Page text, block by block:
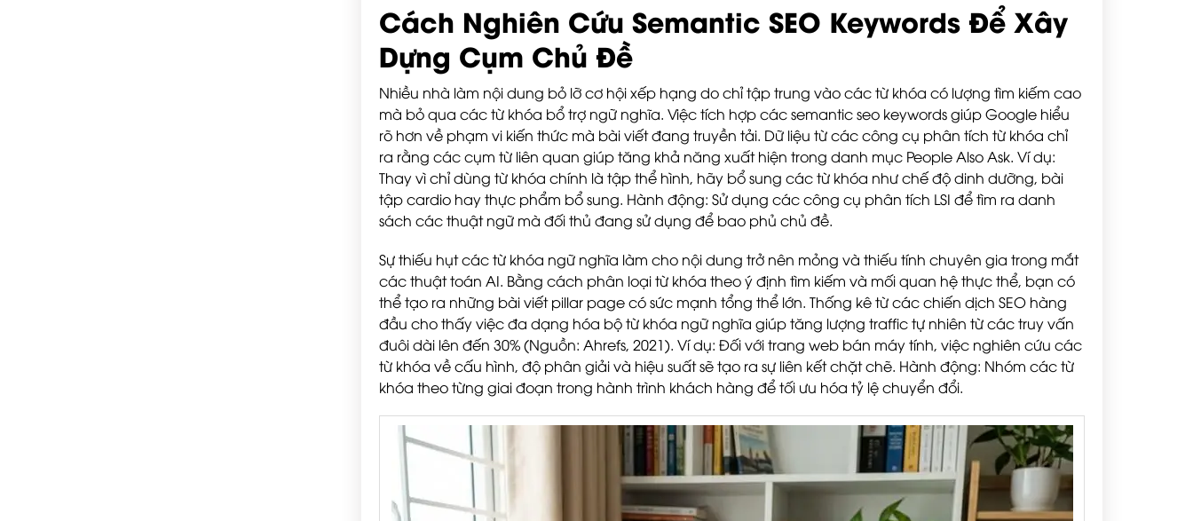
Cách Nghiên Cứu Semantic SEO Keywords Để Xây
Dựng Cụm Chủ Đề
Nhiều nhà làm nội dung bỏ lỡ cơ hội xếp hạng do chỉ tập trung vào các từ khóa có lượng tìm kiếm cao
mà bỏ qua các từ khóa bổ trợ ngữ nghĩa. Việc tích hợp các semantic seo keywords giúp Google hiểu
rõ hơn về phạm vi kiến thức mà bài viết đang truyền tải. Dữ liệu từ các công cụ phân tích từ khóa chỉ
ra rằng các cụm từ liên quan giúp tăng khả năng xuất hiện trong danh mục People Also Ask. Ví dụ:
Thay vì chỉ dùng từ khóa chính là tập thể hình, hãy bổ sung các từ khóa như chế độ dinh dưỡng, bài
tập cardio hay thực phẩm bổ sung. Hành động: Sử dụng các công cụ phân tích LSI để tìm ra danh
sách các thuật ngữ mà đối thủ đang sử dụng để bao phủ chủ đề.
Sự thiếu hụt các từ khóa ngữ nghĩa làm cho nội dung trở nên mỏng và thiếu tính chuyên gia trong mắt
các thuật toán AI. Bằng cách phân loại từ khóa theo ý định tìm kiếm và mối quan hệ thực thể, bạn có
thể tạo ra những bài viết pillar page có sức mạnh tổng thể lớn. Thống kê từ các chiến dịch SEO hàng
đầu cho thấy việc đa dạng hóa bộ từ khóa ngữ nghĩa giúp tăng lượng traffic tự nhiên từ các truy vấn
đuôi dài lên đến 30% (Nguồn: Ahrefs, 2021). Ví dụ: Đối với trang web bán máy tính, việc nghiên cứu các
từ khóa về cấu hình, độ phân giải và hiệu suất sẽ tạo ra sự liên kết chặt chẽ. Hành động: Nhóm các từ
khóa theo từng giai đoạn trong hành trình khách hàng để tối ưu hóa tỷ lệ chuyển đổi.